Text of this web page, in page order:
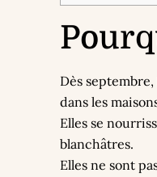
Dès
dans les
Elles se
blanchâtres.
Elles ne sont